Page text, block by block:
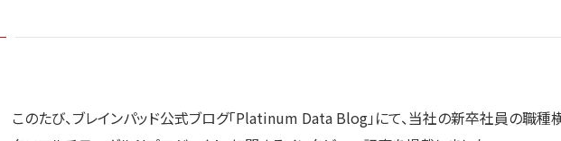
このたび、ブレインパッド公式ブログ「Platinum Data Blog」にて、当社の新卒社員の職種